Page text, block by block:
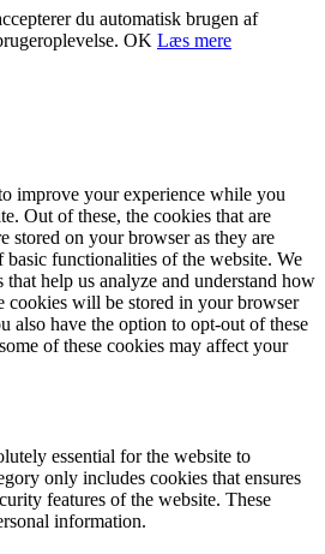
du automatisk brugen af
OK Læs mere
improve your experience while you
Out of these, the cookies that are
stored on your browser as they are
functionalities of the website. We
help us analyze and understand how
cookies will be stored in your browser
also have the option to opt-out of these
of these cookies may affect your
essential for the website to
only includes cookies that ensures
features of the website. These
information.